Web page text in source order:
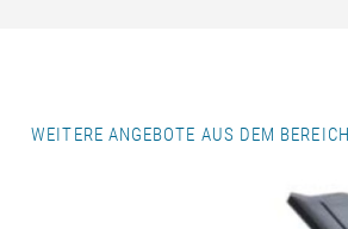
WEITERE ANGEBOTE AUS DEM